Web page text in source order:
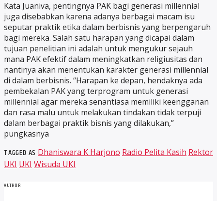
Kata Juaniva, pentingnya PAK bagi generasi millennial
juga disebabkan karena adanya berbagai macam isu
seputar praktik etika dalam berbisnis yang berpengaruh
bagi mereka. Salah satu harapan yang dicapai dalam
tujuan penelitian ini adalah untuk mengukur sejauh
mana PAK efektif dalam meningkatkan religiusitas dan
nantinya akan menentukan karakter generasi millennial
di dalam berbisnis. “Harapan ke depan, hendaknya ada
pembekalan PAK yang terprogram untuk generasi
millennial agar mereka senantiasa memiliki keengganan
dan rasa malu untuk melakukan tindakan tidak terpuji
dalam berbagai praktik bisnis yang dilakukan,”
pungkasnya
TAGGED AS Dhaniswara K Harjono Radio Pelita Kasih Rektor
UKI UKI Wisuda UKI
AUTHOR